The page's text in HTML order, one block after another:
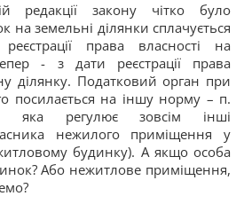
редакції закону чітко було
на земельні ділянки сплачується
права власності на
- з дати реєстрації права
ділянку. Податковий орган при
посилається на іншу норму – п.
регулює зовсім інші
нежилого приміщення у
будинку). А якщо особа
Або нежитлове приміщення,